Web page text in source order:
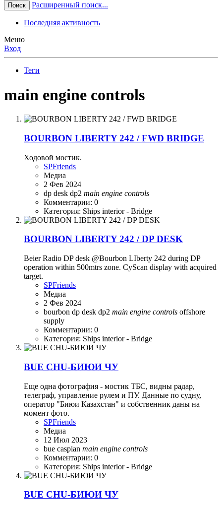
Поиск Расширенный поиск...
Последняя активность
Меню
Вход
Теги
main engine controls
BOURBON LIBERTY 242 / FWD BRIDGE
Ходовой мостик.
SPFriends
Медиа
2 Фев 2024
dp desk dp2 main engine controls
Комментарии: 0
Категория: Ships interior - Bridge
BOURBON LIBERTY 242 / DP DESK
Beier Radio DP desk @Bourbon LIberty 242 during DP
operation within 500mtrs zone. CyScan display with acquired
target.
SPFriends
Медиа
2 Фев 2024
bourbon dp desk dp2 main engine controls offshore
supply
Комментарии: 0
Категория: Ships interior - Bridge
BUE CHU-БИЮИ ЧУ
Еще одна фотография - мостик ТБС, видны радар,
телеграф, управление рулем и ПУ. Данные по судну,
оператор "Биюи Казахстан" и собственник даны на
момент фото.
SPFriends
Медиа
12 Июл 2023
bue caspian main engine controls
Комментарии: 0
Категория: Ships interior - Bridge
BUE CHU-БИЮИ ЧУ